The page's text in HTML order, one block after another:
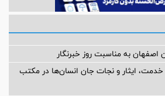
به مناسبت روز خبرنگار
خدمت، ایثار و نجات جان انسان‌ها در مکتب